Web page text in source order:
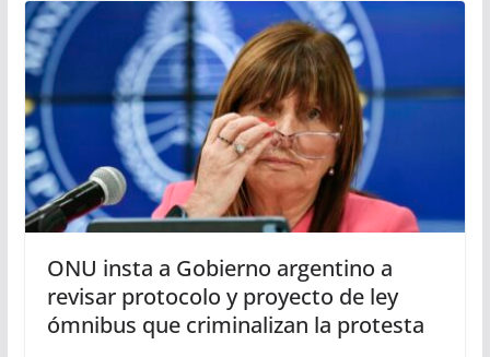
ONU insta a Gobierno argentino a
revisar protocolo y proyecto de ley
ómnibus que criminalizan la protesta